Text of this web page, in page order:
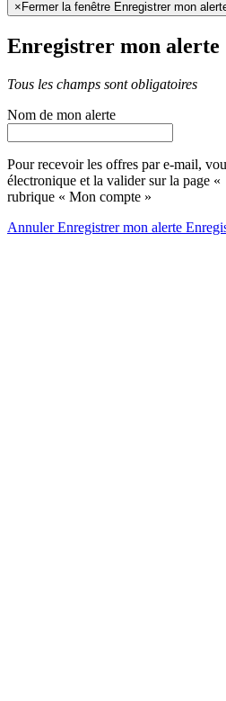
× Fermer la fenêtre Enregistrer mon
Enregistrer mon alerte
Tous les champs sont obligatoires
Nom de mon alerte
Pour recevoir les offres par e-mail,
électronique et la valider sur la page «
rubrique « Mon compte »
AnnulerEnregistrer mon alerte